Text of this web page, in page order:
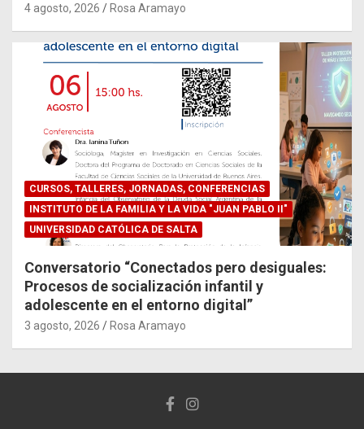
4 agosto, 2026 Rosa Aramayo
CURSOS, TALLERES, JORNADAS, CONFERENCIAS
INSTITUTO DE LA FAMILIA Y LA VIDA "JUAN PABLO II"
UNIVERSIDAD CATÓLICA DE SALTA
Conversatorio “Conectados pero desiguales:
Procesos de socialización infantil y
adolescente en el entorno digital”
3 agosto, 2026 Rosa Aramayo